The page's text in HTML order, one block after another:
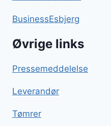
BusinessEsbjerg
Øvrige links
Pressemeddelelse
Leverandør
Tømrer